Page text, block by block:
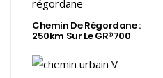
Chemin De Régordane :
250km Sur Le GR®700